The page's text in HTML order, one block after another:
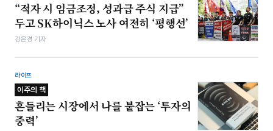
“적자 시 임금조정, 성과급 주식 지급”
두고 SK하이닉스 노사 여전히 ‘평행선’
강은경 기자
라이프
이주의 책
흔들리는 시장에서 나를 붙잡는 ‘투자의
중력’